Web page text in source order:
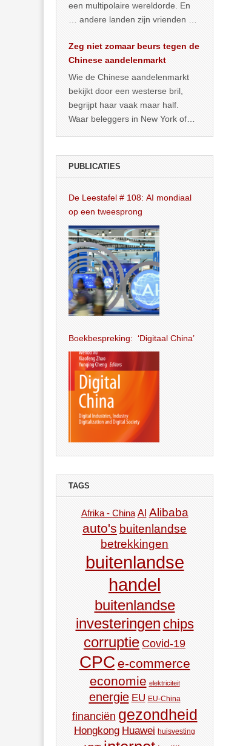
een multipolaire wereldorde. En
… andere landen zijn vrienden of
Zeg niet zomaar beurs tegen de
Chinese aandelenmarkt
Wie de Chinese aandelenmarkt
bekijkt door een westerse bril,
begrijpt haar vaak maar half.
Waar beleggers in New York of
PUBLICATIES
De Leestafel # 108: AI mondiaal
op een tweesprong
Boekbespreking: ‘Digitaal China’
TAGS
Afrika - China AI Alibaba
auto's buitenlandse
betrekkingen
buitenlandse
handel
buitenlandse
investeringen chips
corruptie Covid-19
CPC e-commerce
economie elektriciteit
energie EU EU-China
financiën gezondheid
Hongkong Huawei huisvesting